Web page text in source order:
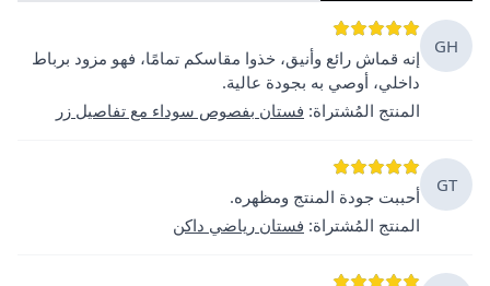
GH
إنه قماش رائع وأنيق، خذوا مقاسكم تمامًا، فهو مزود برباط
داخلي، أوصي به بجودة عالية.
المنتج المُشتراة: فستان بفصوص سوداء مع تفاصيل زر
GT
أحببت جودة المنتج ومظهره.
المنتج المُشتراة: فستان رياضي داكن